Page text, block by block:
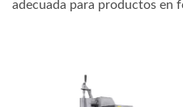
adecuada para productos en